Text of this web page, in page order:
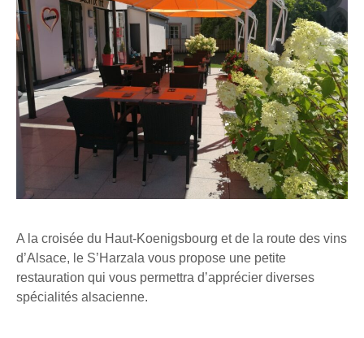
A la croisée du Haut-Koenigsbourg et de la route des vins
d’Alsace, le S’Harzala vous propose une petite
restauration qui vous permettra d’apprécier diverses
spécialités alsacienne.